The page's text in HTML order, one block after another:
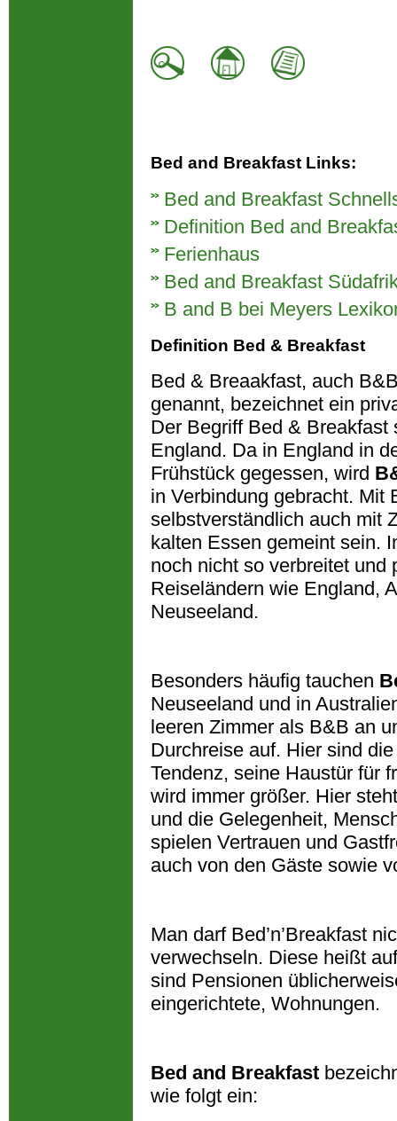
Bed and Breakfast Links:
Bed and Breakfast
Definition Bed and
Ferienhaus
Bed and Breakfast
B and B bei Meyers
Definition Bed & Breakfast
Bed & Breaakfast, auch
genannt, bezeichnet ein
Der Begriff Bed & Breakfast
England. Da in England in
Frühstück gegessen, wird
in Verbindung gebracht. Mit
selbstverständlich auch mit
kalten Essen gemeint sein.
noch nicht so verbreitet und
Reiseländern wie England,
Neuseeland.
Besonders häufig tauchen
Neuseeland und in
leeren Zimmer als B&B an
Durchreise auf. Hier sind
Tendenz, seine Haustür für
wird immer größer. Hier
und die Gelegenheit,
spielen Vertrauen und
auch von den Gäste sowie
Man darf Bed’n’Breakfast
verwechseln. Diese heißt
sind Pensionen
eingerichtete, Wohnungen.
Bed and Breakfast
wie folgt ein: